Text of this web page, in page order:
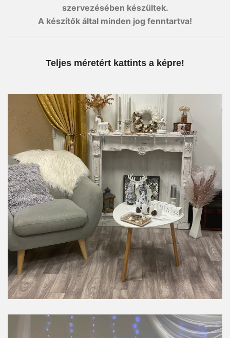
szervezésében készültek.
A készítők által minden jog fenntartva!
Teljes méretért kattints a képre!